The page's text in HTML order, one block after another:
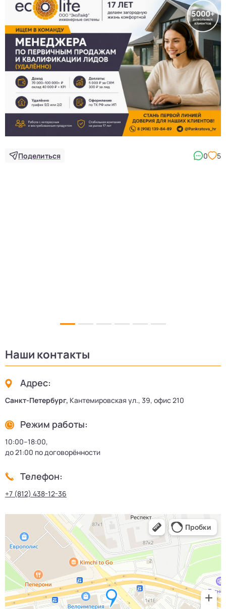
Поделиться 0 5
Наши контакты
Адрес:
Санкт-Петербург, Кантемировская ул., 39, офис 210
Режим работы:
10:00–18:00,
до 21:00 по договорённости
Телефон:
+7 (812) 438-12-36